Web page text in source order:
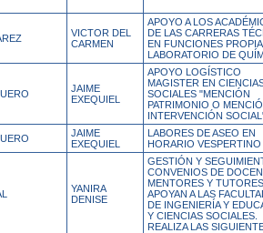
VICTOR DEL
CARMEN
APOYO A LOS
DE LAS CARRERAS
EN FUNCIONES
LABORATORIO DE
JAIME
EXEQUIEL
APOYO LOGÍSTICO
MAGISTER EN
SOCIALES "MENCIÓN
PATRIMONIO O
INTERVENCIÓN
JAIME
EXEQUIEL
LABORES DE ASEO EN
HORARIO VESPERTINO
YANIRA
DENISE
GESTIÓN Y
CONVENIOS DE
MENTORES Y
APOYAN A LAS
DE INGENIERÍA Y
Y CIENCIAS SOCIALES.
REALIZA LAS